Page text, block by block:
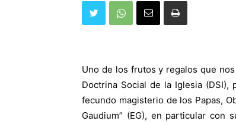
Uno de los frutos y regalos que
Doctrina Social de la Iglesia
fecundo magisterio de los Papas,
Gaudium” (EG), en particular con